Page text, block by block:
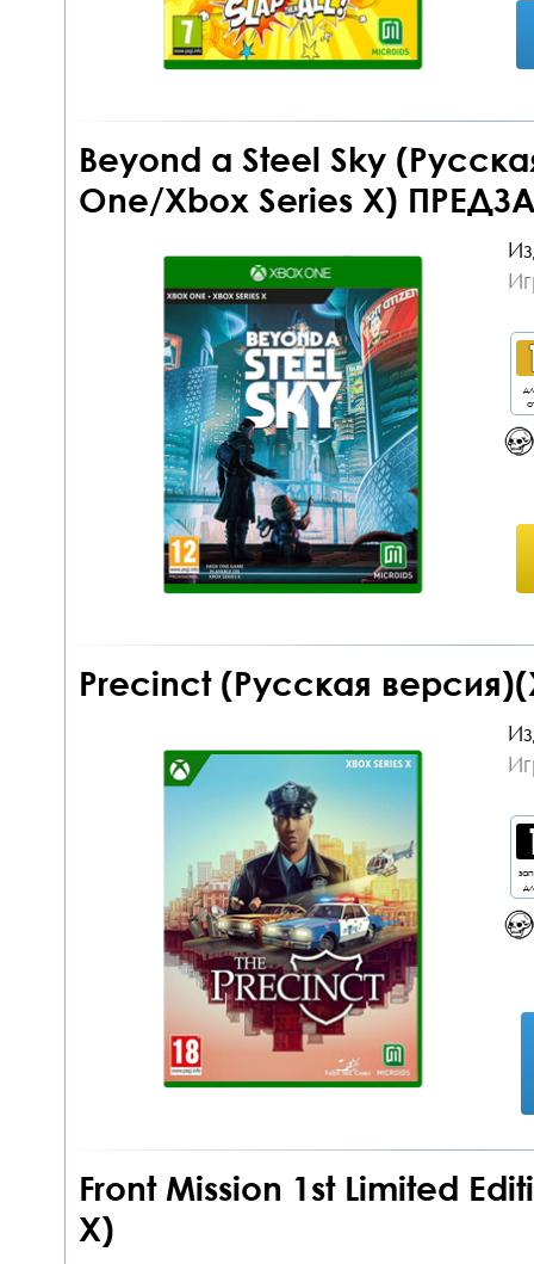
Beyond a Steel Sky
One/Xbox Series X)
Precinct (Русская
Front Mission 1st Limited
X)